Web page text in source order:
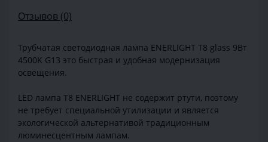
Отзывов (0)
Трубчатая светодиодная лампа ENERLIGHT T8 glass 9Вт
4500K G13 это быстрая и удобная модернизация
освещения.
LED лампа Т8 ENERLIGHT не содержит ртути, поэтому
не требует специальной утилизации и является
экологической альтернативой традиционным
люминесцентным лампам.